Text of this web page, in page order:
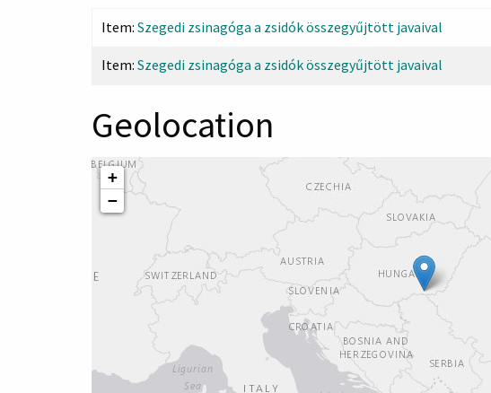
Item: Szegedi zsinagóga a zsidók összegyűjtött javaival
Item: Szegedi zsinagóga a zsidók összegyűjtött javaival
Geolocation
+
−